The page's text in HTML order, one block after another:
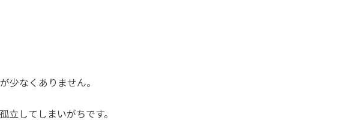
少なくありません。
してしまいがちです。